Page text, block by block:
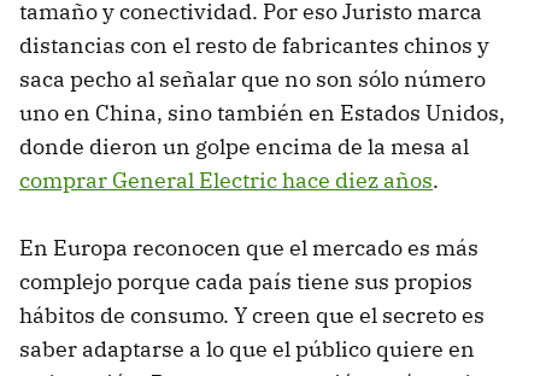
tamaño y conectividad. Por eso Juristo marca
distancias con el resto de fabricantes chinos y
saca pecho al señalar que no son sólo número
uno en China, sino también en Estados Unidos,
donde dieron un golpe encima de la mesa al
comprar General Electric hace diez años.
En Europa reconocen que el mercado es más
complejo porque cada país tiene sus propios
hábitos de consumo. Y creen que el secreto es
saber adaptarse a lo que el público quiere en